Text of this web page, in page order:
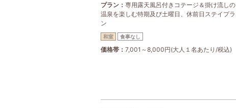
プラン
専用露天風呂付きコテージ＆掛け流しの
温泉を楽しむ特期及び土曜日、休前日ステイプラ
ン
和室 食事なし
価格帯 7,001～8,000円(大人１名あたり/税込)